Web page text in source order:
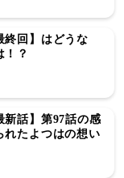
終回】はどうな
！？
新話】第97話の感
れたよつはの想い